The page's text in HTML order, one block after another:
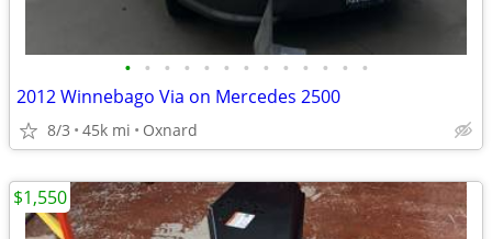
• • • • • • • • • • • • •
2012 Winnebago Via on Mercedes 2500
8/3 45k mi Oxnard
$1,550